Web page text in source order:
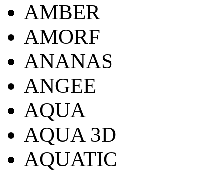
AMBER
AMORF
ANANAS
ANGEE
AQUA
AQUA 3D
AQUATIC